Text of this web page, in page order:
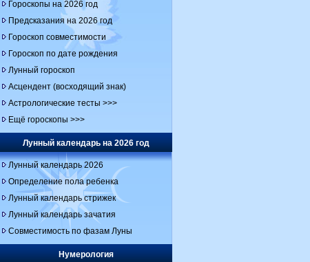
Гороскопы на 2026 год
Предсказания на 2026 год
Гороскоп совместимости
Гороскоп по дате рождения
Лунный гороскоп
Асцендент (восходящий знак)
Астрологические тесты >>>
Ещё гороскопы >>>
Лунный календарь на 2026 год
Лунный календарь 2026
Определение пола ребенка
Лунный календарь стрижек
Лунный календарь зачатия
Совместимость по фазам Луны
Нумерология